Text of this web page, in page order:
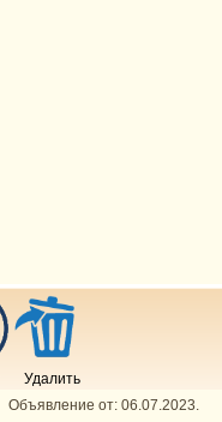
Удалить
Объявление от: 06.07.2023.